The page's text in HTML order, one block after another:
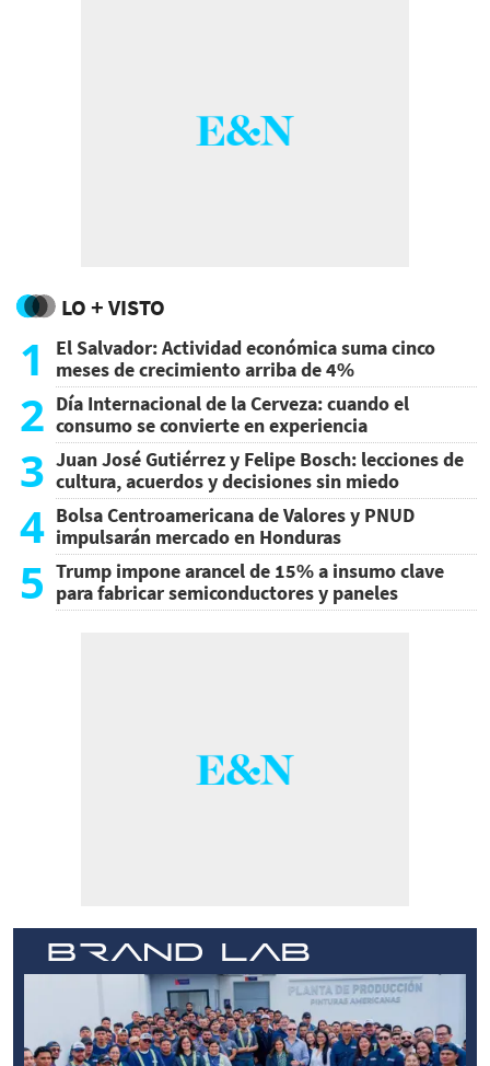
LO + VISTO
1
El Salvador: Actividad económica suma cinco
meses de crecimiento arriba de 4%
2 Día Internacional de la Cerveza: cuando el
consumo se convierte en experiencia
3 Juan José Gutiérrez y Felipe Bosch: lecciones de
cultura, acuerdos y decisiones sin miedo
4 Bolsa Centroamericana de Valores y PNUD
impulsarán mercado en Honduras
5 Trump impone arancel de 15% a insumo clave
para fabricar semiconductores y paneles